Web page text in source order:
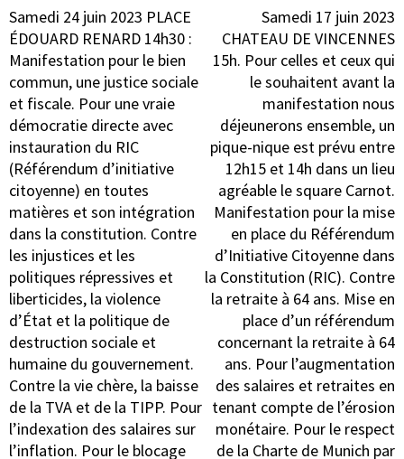
Navigation
de
l’article
Samedi 24 juin 2023 PLACE
ÉDOUARD RENARD 14h30 :
Manifestation pour le bien
commun, une justice sociale
et fiscale. Pour une vraie
démocratie directe avec
instauration du RIC
(Référendum d’initiative
citoyenne) en toutes
matières et son intégration
dans la constitution. Contre
les injustices et les
politiques répressives et
liberticides, la violence
d’État et la politique de
destruction sociale et
humaine du gouvernement.
Contre la vie chère, la baisse
de la TVA et de la TIPP. Pour
l’indexation des salaires sur
l’inflation. Pour le blocage
Samedi 17 juin 2023
CHATEAU DE VINCENNES
15h. Pour celles et ceux qui
le souhaitent avant la
manifestation nous
déjeunerons ensemble, un
pique-nique est prévu entre
12h15 et 14h dans un lieu
agréable le square Carnot.
Manifestation pour la mise
en place du Référendum
d’Initiative Citoyenne dans
la Constitution (RIC). Contre
la retraite à 64 ans. Mise en
place d’un référendum
concernant la retraite à 64
ans. Pour l’augmentation
des salaires et retraites en
tenant compte de l’érosion
monétaire. Pour le respect
de la Charte de Munich par